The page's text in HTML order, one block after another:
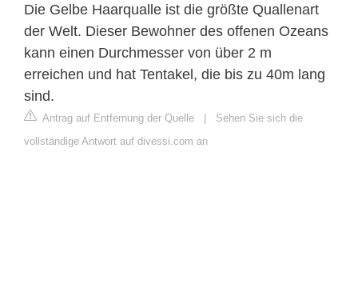
Die Gelbe Haarqualle ist die größte Quallenart
der Welt. Dieser Bewohner des offenen Ozeans
kann einen Durchmesser von über 2 m
erreichen und hat Tentakel, die bis zu 40m lang
sind.
Antrag auf Entfernung der Quelle | Sehen Sie sich die
vollständige Antwort auf divessi.com an